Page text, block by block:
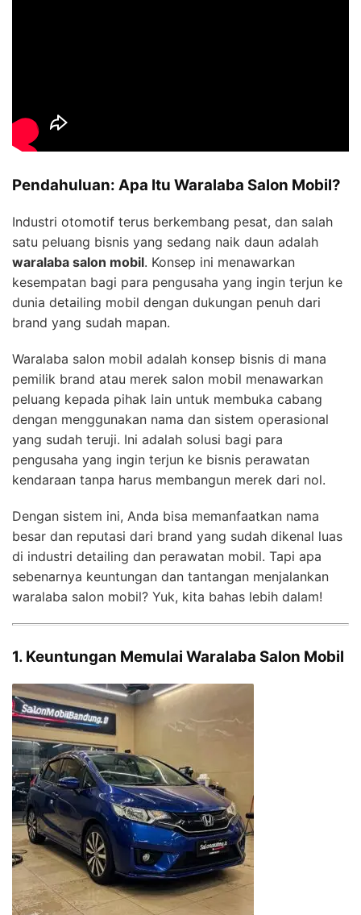
Pendahuluan: Apa Itu Waralaba Salon Mobil?
Industri otomotif terus berkembang pesat, dan salah
satu peluang bisnis yang sedang naik daun adalah
waralaba salon mobil. Konsep ini menawarkan
kesempatan bagi para pengusaha yang ingin terjun ke
dunia detailing mobil dengan dukungan penuh dari
brand yang sudah mapan.
Waralaba salon mobil adalah konsep bisnis di mana
pemilik brand atau merek salon mobil menawarkan
peluang kepada pihak lain untuk membuka cabang
dengan menggunakan nama dan sistem operasional
yang sudah teruji. Ini adalah solusi bagi para
pengusaha yang ingin terjun ke bisnis perawatan
kendaraan tanpa harus membangun merek dari nol.
Dengan sistem ini, Anda bisa memanfaatkan nama
besar dan reputasi dari brand yang sudah dikenal luas
di industri detailing dan perawatan mobil. Tapi apa
sebenarnya keuntungan dan tantangan menjalankan
waralaba salon mobil? Yuk, kita bahas lebih dalam!
1. Keuntungan Memulai Waralaba Salon Mobil